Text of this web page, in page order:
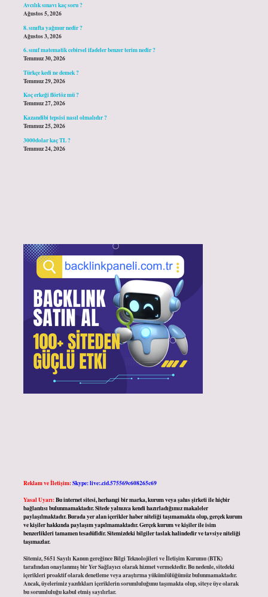
Avcılık sınavı kaç soru ?
Ağustos 5, 2026
8. sınıfta yağmur nedir ?
Ağustos 3, 2026
6. sınıf matematik cebirsel ifadeler benzer terim nedir ?
Temmuz 30, 2026
Türkçe kedi ne demek ?
Temmuz 29, 2026
Koç erkeği flörtöz mü ?
Temmuz 27, 2026
Kazandibi tepsisi nasıl olmalıdır ?
Temmuz 25, 2026
3000dolar kaç TL ?
Temmuz 24, 2026
Reklam ve İletişim:Skype: live:.cid.575569c608265c69
Yasal Uyarı:Bu internet sitesi, herhangi bir marka, kurum veya şahıs şirketi ile hiçbir
bağlantısı bulunmamaktadır. Sitede yalnızca kendi hazırladığımız makaleler
paylaşılmaktadır. Burada yer alan içerikler haber niteliği taşımamakta olup, gerçek kurum
ve kişiler hakkında paylaşım yapılmamaktadır. Gerçek kurum ve kişiler ile isim
benzerlikleri tamamen tesadüfidir. Sitemizdeki bilgiler taslak halindedir ve tavsiye niteliği
taşımazlar.
Sitemiz, 5651 Sayılı Kanun gereğince Bilgi Teknolojileri ve İletişim Kurumu (BTK)
tarafından onaylanmış bir Yer Sağlayıcı olarak hizmet vermektedir. Bu nedenle, sitedeki
içerikleri proaktif olarak denetleme veya araştırma yükümlülüğümüz bulunmamaktadır.
Ancak, üyelerimiz yazdıkları içeriklerin sorumluluğunu taşımakta olup, siteye üye olarak
bu sorumluluğu kabul etmiş sayılırlar.